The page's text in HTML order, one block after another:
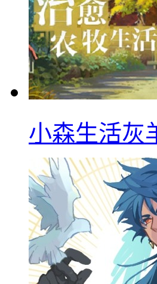
小森生活灰